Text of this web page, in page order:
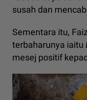
susah dan
Sementara itu,
terbaharunya iaitu
mesej positif